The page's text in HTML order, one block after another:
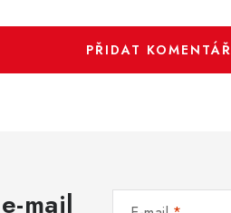
PŘIDAT KOMENTÁŘ
mail